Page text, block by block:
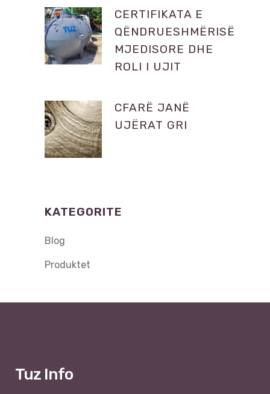
CERTIFIKATA E
QËNDRUESHMËRISË
MJEDISORE DHE
ROLI I UJIT
CFARË JANË
UJËRAT GRI
KATEGORITE
Blog
Produktet
Tuz Info